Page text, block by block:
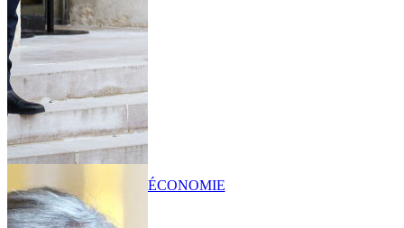
ÉCONOMIE